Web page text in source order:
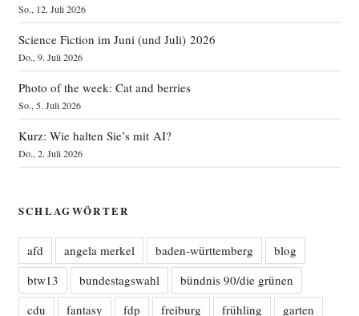
So., 12. Juli 2026
Science Fiction im Juni (und Juli) 2026
Do., 9. Juli 2026
Photo of the week: Cat and berries
So., 5. Juli 2026
Kurz: Wie halten Sie’s mit AI?
Do., 2. Juli 2026
SCHLAGWÖRTER
afd angela merkel baden-württemberg
blog
btw13
bundestagswahl
bündnis 90/die grünen
cdu
fantasy fdp freiburg frühling garten